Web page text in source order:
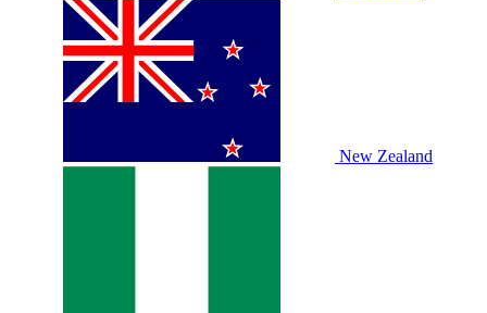
New Zealand